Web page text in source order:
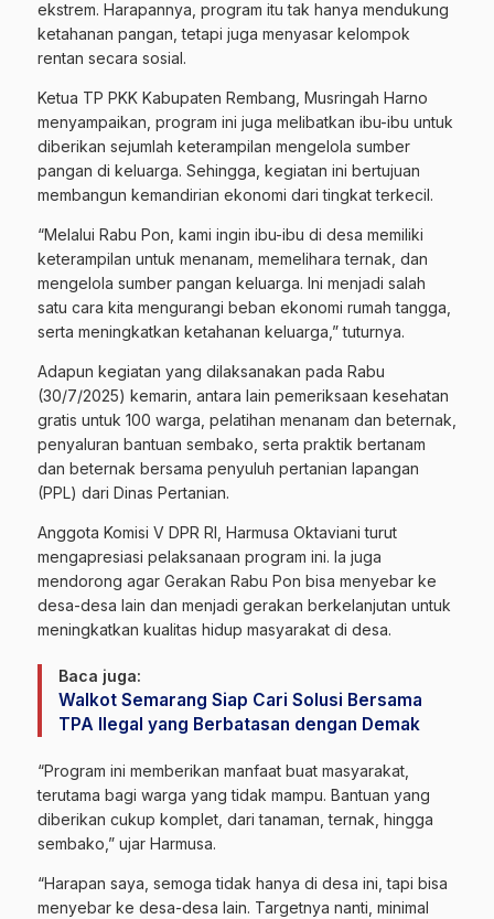
ekstrem. Harapannya, program itu tak hanya mendukung
ketahanan pangan, tetapi juga menyasar kelompok
rentan secara sosial.
Ketua TP PKK Kabupaten Rembang, Musringah Harno
menyampaikan, program ini juga melibatkan ibu-ibu untuk
diberikan sejumlah keterampilan mengelola sumber
pangan di keluarga. Sehingga, kegiatan ini bertujuan
membangun kemandirian ekonomi dari tingkat terkecil.
“Melalui Rabu Pon, kami ingin ibu-ibu di desa memiliki
keterampilan untuk menanam, memelihara ternak, dan
mengelola sumber pangan keluarga. Ini menjadi salah
satu cara kita mengurangi beban ekonomi rumah tangga,
serta meningkatkan ketahanan keluarga,” tuturnya.
Adapun kegiatan yang dilaksanakan pada Rabu
(30/7/2025) kemarin, antara lain pemeriksaan kesehatan
gratis untuk 100 warga, pelatihan menanam dan beternak,
penyaluran bantuan sembako, serta praktik bertanam
dan beternak bersama penyuluh pertanian lapangan
(PPL) dari Dinas Pertanian.
Anggota Komisi V DPR RI, Harmusa Oktaviani turut
mengapresiasi pelaksanaan program ini. Ia juga
mendorong agar Gerakan Rabu Pon bisa menyebar ke
desa-desa lain dan menjadi gerakan berkelanjutan untuk
meningkatkan kualitas hidup masyarakat di desa.
Baca juga:
Walkot Semarang Siap Cari Solusi Bersama
TPA Ilegal yang Berbatasan dengan Demak
“Program ini memberikan manfaat buat masyarakat,
terutama bagi warga yang tidak mampu. Bantuan yang
diberikan cukup komplet, dari tanaman, ternak, hingga
sembako,” ujar Harmusa.
“Harapan saya, semoga tidak hanya di desa ini, tapi bisa
menyebar ke desa-desa lain. Targetnya nanti, minimal